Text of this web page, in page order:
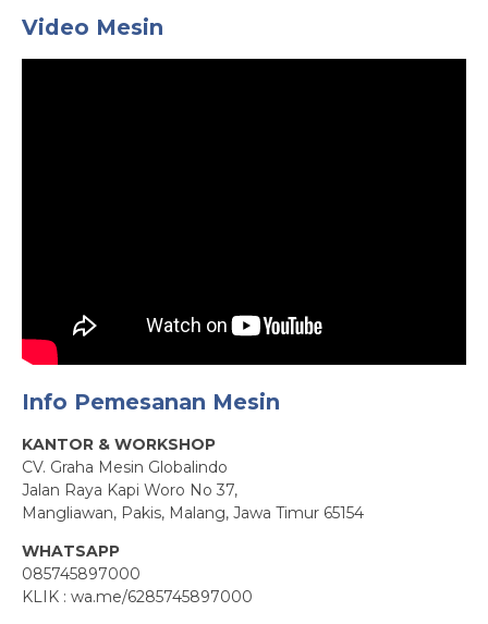
Video Mesin
Info Pemesanan Mesin
KANTOR & WORKSHOP
CV. Graha Mesin Globalindo
Jalan Raya Kapi Woro No 37,
Mangliawan, Pakis, Malang, Jawa Timur 65154
WHATSAPP
085745897000
KLIK : wa.me/6285745897000